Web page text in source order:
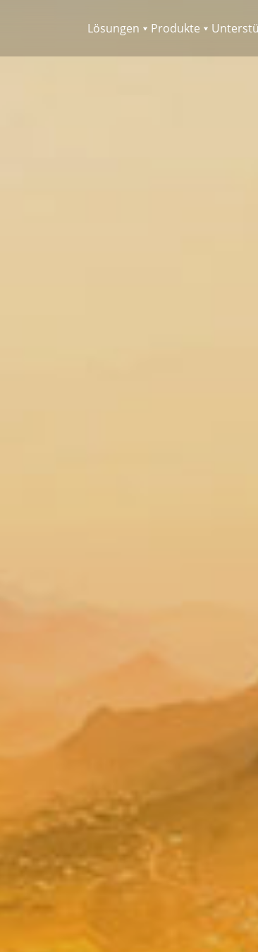
Lösungen Produkte